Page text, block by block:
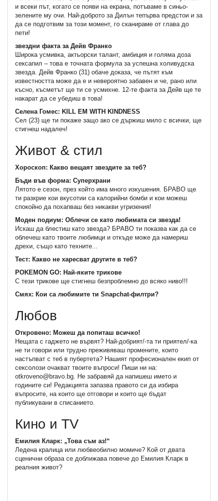
и всеки път, когато се появи на екрана, потъваме в синьо-
зелените му очи. Най-доброто за Дилън тепърва предстои и за
да се подготвим за този момент, го сканираме от глава до
пети!
звездни факта за Дейв Франко
Широка усмивка, актьорски талант, амбиция и голяма доза
сексапил – това е точната формула за успешна холивудска
звезда. Дейв Франко (31) обаче доказа, че пътят към
известността може да е и невероятно забавен и че, рано или
късно, късметът ще ти се усмихне. 12-те факта за Дейв ще те
накарат да се убедиш в това!
Селена Гомес: KILL EM WITH KINDNESS
Сел (23) ще ти покаже защо ако се държиш мило с всички, ще
стигнеш надалеч!
Живот & стил
Хороскоп: Какво вещаят звездите за теб?
Бъди във форма: Суперхрани
Лятото е сезон, през който има много изкушения. БРАВО ще
ти разкрие кои вкусотии са калорийни бомби и кои можеш
спокойно да похапваш без никакви угризения!
Моден подиум: Облечи се като любимата си звезда!
Искаш да блестиш като звезда? БРАВО ти показва как да се
облечеш като твоите любимци и откъде може да намериш
дрехи, също като техните...
Тест: Какво не харесват другите в теб?
POKEMON GO: Най-яките трикове
С тези трикове ще стигнеш безпроблемно до всяко ниво!!!
Смях: Кои са любимите ти Snapchat-филтри?
Любов
Откровено: Можеш да попиташ всичко!
Нещата с гаджето не вървят? Най-добрият/-та ти приятел/-ка
не ти говори или трудно преживяваш промените, които
настъпват с теб в пубертета? Нашият професионален екип от
сексолози очакват твоите въпроси! Пиши ни на:
otkroveno@bravo.bg. Не забравяй да напишеш името и
годините си! Редакцията запазва правото си да избира
въпросите, на които ще отговори и които ще бъдат
публикувани в списанието.
Кино и TV
Емилия Кларк: „Това съм аз!“
Ледена кралица или любвеобилно момиче? Кой от двата
сценични образа се доближава повече до Емилия Кларк в
реалния живот?